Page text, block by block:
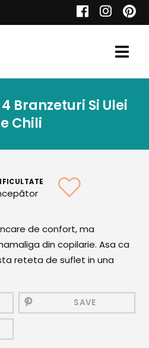
Branzeturi Si Ulei
Chili
de confort, ma
din copilarie. Asa ca
reteta de suflet in una
SAVE